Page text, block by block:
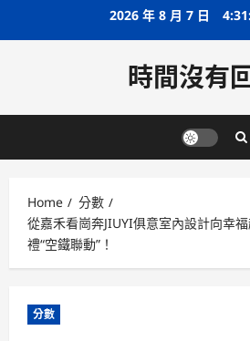
2026 年 8 月 7 日
時間沒有
Home
分數
從嘉禾看崗奔JIUYI俱意室內設計向幸
禮“空鐵聯動”！
分數